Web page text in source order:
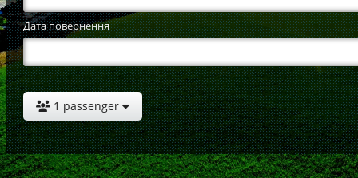
Дата повернення
1 passenger